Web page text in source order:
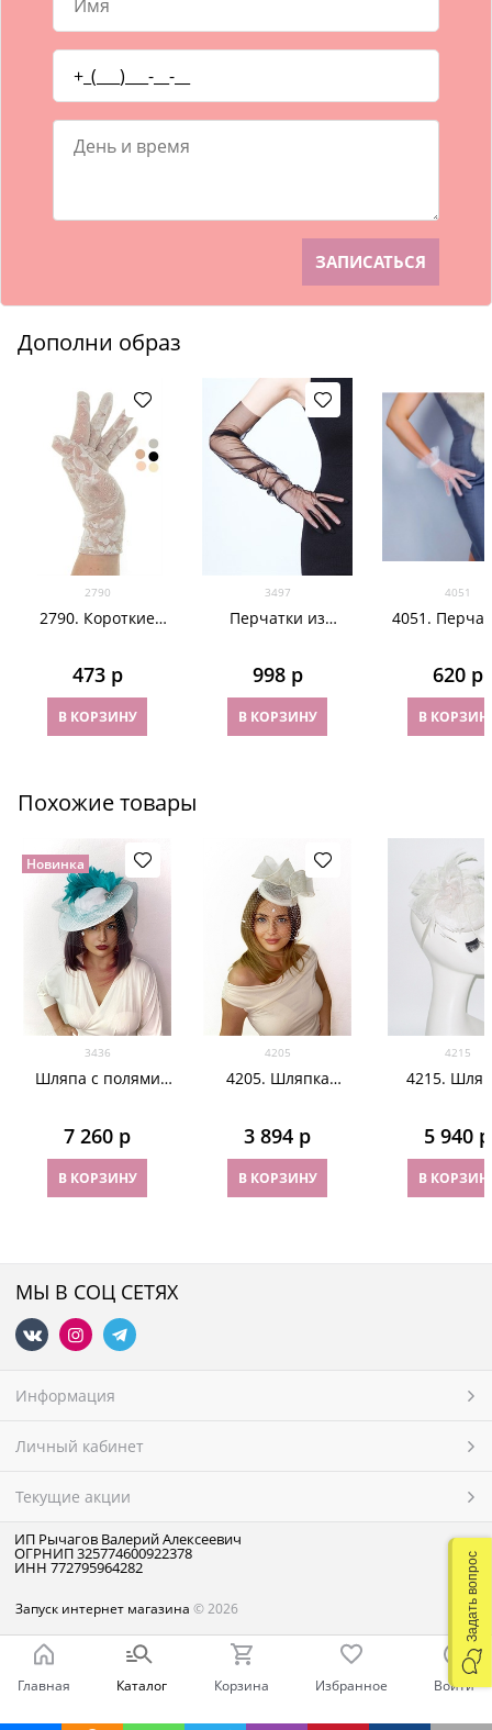
Дополни образ
2790
2790. Короткие
473 р
В КОРЗИНУ
3497
Перчатки из
998 р
В КОРЗИНУ
4051
4051.
620 р
В
Похожие товары
Новинка
3436
Шляпа с полями
перьями. Белая
7 260 р
В КОРЗИНУ
4205
4205. Шляпка
Аманда. Белая
3 894 р
В КОРЗИНУ
4215
4215.
Белая
5 940 р
В
МЫ В СОЦ СЕТЯХ
Информация
Личный кабинет
Текущие акции
ИП Рычагов Валерий Алексеевич
ОГРНИП 325774600922378
ИНН 772795964282
Запуск интернет магазина © 2026
Главная Каталог Корзина Избранное Войти
Задать вопрос